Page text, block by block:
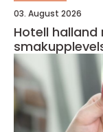
03. August 2026
Hotell halland natur, stillhet och